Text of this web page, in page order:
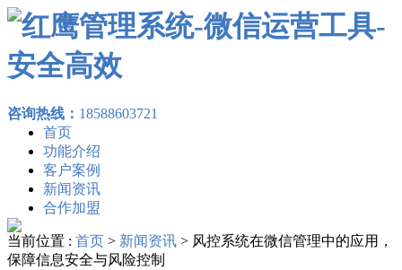
咨询热线： 18588603721
首页
功能介绍
客户案例
新闻资讯
合作加盟
当前位置 : 首页 > 新闻资讯 > 风控系统在微信管理中的应用，
保障信息安全与风险控制